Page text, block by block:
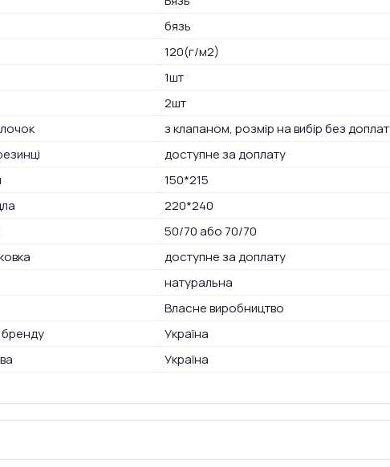
бязь
120(г/м2)
1шт
2шт
з клапаном, розмір на вибір без доплат
доступне за доплату
150*215
220*240
50/70 або 70/70
доступне за доплату
натуральна
Власне виробництво
бренду
Україна
Україна